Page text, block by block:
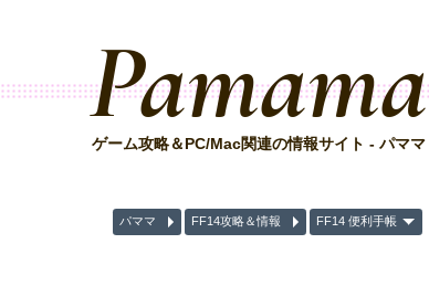
Pamama
ゲーム攻略＆PC/Mac関連の情報サイト - パママ
パママ FF14攻略＆情報 FF14 便利手帳